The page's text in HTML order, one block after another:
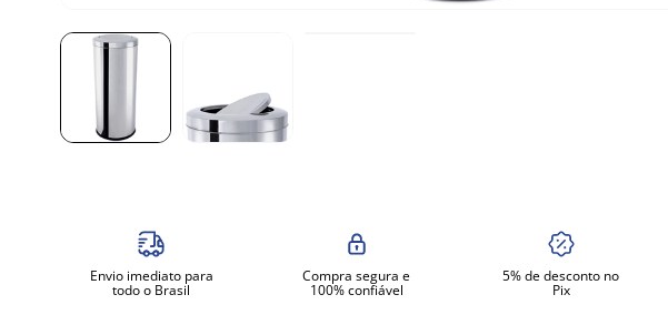
Envio imediato para
todo o Brasil
Compra segura e
100% confiável
5% de desconto no
Pix